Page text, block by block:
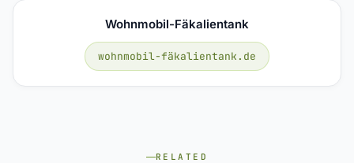
Wohnmobil-Fäkalientank
wohnmobil-fäkalientank.de
RELATED